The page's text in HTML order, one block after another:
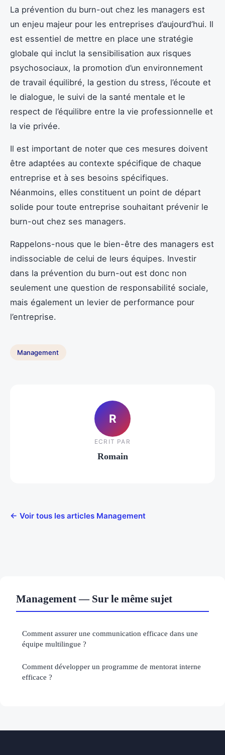
La prévention du burn-out chez les managers est
un enjeu majeur pour les entreprises d’aujourd’hui. Il
est essentiel de mettre en place une stratégie
globale qui inclut la sensibilisation aux risques
psychosociaux, la promotion d’un environnement
de travail équilibré, la gestion du stress, l’écoute et
le dialogue, le suivi de la santé mentale et le
respect de l’équilibre entre la vie professionnelle et
la vie privée.
Il est important de noter que ces mesures doivent
être adaptées au contexte spécifique de chaque
entreprise et à ses besoins spécifiques.
Néanmoins, elles constituent un point de départ
solide pour toute entreprise souhaitant prévenir le
burn-out chez ses managers.
Rappelons-nous que le bien-être des managers est
indissociable de celui de leurs équipes. Investir
dans la prévention du burn-out est donc non
seulement une question de responsabilité sociale,
mais également un levier de performance pour
l’entreprise.
Management
R
ECRIT PAR
Romain
← Voir tous les articles Management
Management — Sur le même sujet
Comment assurer une communication efficace dans une
équipe multilingue ?
Comment développer un programme de mentorat interne
efficace ?